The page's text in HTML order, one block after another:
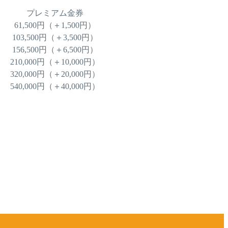
プレミアム金券
61,500円（＋1,500円）
103,500円（＋3,500円）
156,500円（＋6,500円）
210,000円（＋10,000円）
320,000円（＋20,000円）
540,000円（＋40,000円）